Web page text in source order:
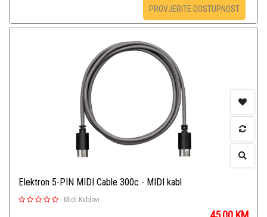
PROVJERITE DOSTUPNOST
Elektron 5-PIN MIDI Cable 300c - MIDI kabl
- Midi Kablovi